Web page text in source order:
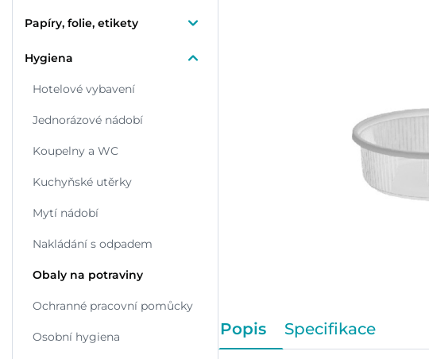
Papíry, folie, etikety
Hygiena
Hotelové vybavení
Jednorázové nádobí
Koupelny a WC
Kuchyňské utěrky
Mytí nádobí
Nakládání s odpadem
Obaly na potraviny
Ochranné pracovní pomůcky
Osobní hygiena Popis Specifikace